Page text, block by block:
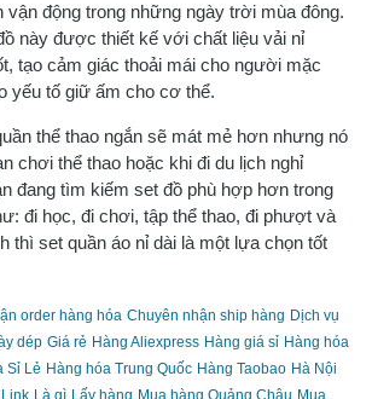
vận động trong những ngày trời mùa đông.
này được thiết kế với chất liệu vải nỉ
tạo cảm giác thoải mái cho người mặc
yếu tố giữ ấm cho cơ thể.
thể thao ngắn sẽ mát mẻ hơn nhưng nó
chơi thể thao hoặc khi đi du lịch nghỉ
đang tìm kiếm set đồ phù hợp hơn trong
đi học, đi chơi, tập thể thao, đi phượt và
thì set quần áo nỉ dài là một lựa chọn tốt
order hàng hóa Chuyên nhận ship hàng Dịch vụ
dép Giá rẻ Hàng Aliexpress Hàng giá sỉ Hàng hóa
Sỉ Lẻ Hàng hóa Trung Quốc Hàng Taobao Hà Nội
Link Là gì Lấy hàng Mua hàng Quảng Châu Mua